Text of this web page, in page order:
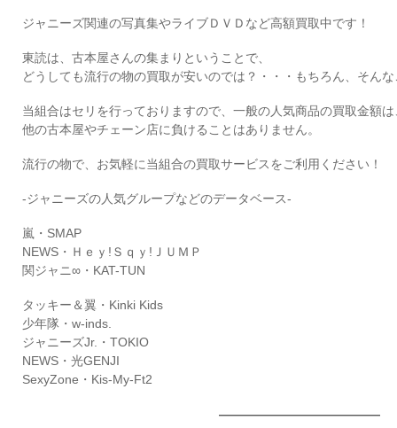
ジャニーズ関連の写真集やライブＤＶＤなど高額買取中です！
東読は、古本屋さんの集まりということで、
どうしても流行の物の買取が安いのでは？・・・もちろん、そん
当組合はセリを行っておりますので、一般の人気商品の買取金額は
他の古本屋やチェーン店に負けることはありません。
流行の物で、お気軽に当組合の買取サービスをご利用ください！
-ジャニーズの人気グループなどのデータベース-
嵐・SMAP
NEWS・Ｈｅｙ!Ｓｑｙ!ＪＵＭＰ
関ジャニ∞・KAT-TUN
タッキー＆翼・Kinki Kids
少年隊・w-inds.
ジャニーズJr.・TOKIO
NEWS・光GENJI
SexyZone・Kis-My-Ft2
—————————————